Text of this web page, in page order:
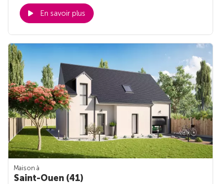
En savoir plus
Maison à
Saint-Ouen (41)